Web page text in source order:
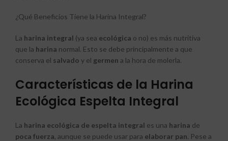
¿Qué Beneficios Tiene la Harina Integral?
La harina integral (ya sea ecológica o no) es más nutritiva
que la harina normal. Esto se debe principalmente a que
conserva el salvado y el germen a la hora de molerla.
Características de la Harina
Ecológica Espelta Integral
La harina ecológica de espelta integral es una harina de
poca fuerza, aunque se puede usar para elaborar pan. Pese a